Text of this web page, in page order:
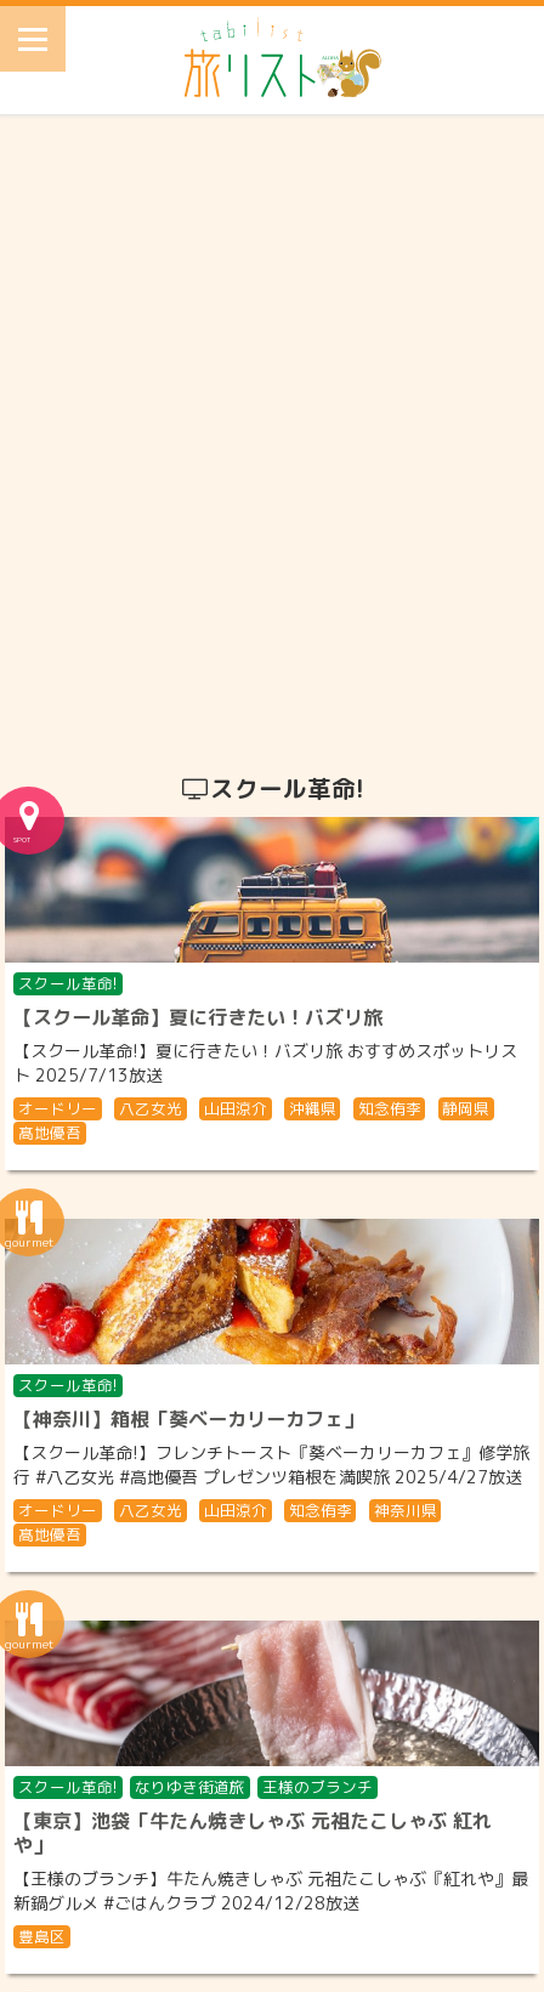
スクール革命!
スクール革命!
【スクール革命】夏に行きたい！バズリ旅
【スクール革命!】夏に行きたい！バズリ旅 おすすめスポットリス
ト 2025/7/13放送
オードリー 八乙女光 山田涼介 沖縄県 知念侑李
静岡県
髙地優吾
スクール革命!
【神奈川】箱根「葵ベーカリーカフェ」
【スクール革命!】フレンチトースト『葵ベーカリーカフェ』修学旅
行 #八乙女光 #高地優吾 プレゼンツ箱根を満喫旅 2025/4/27放送
オードリー 八乙女光 山田涼介 知念侑李
神奈川県
髙地優吾
スクール革命! なりゆき街道旅 王様のブランチ
【東京】池袋「牛たん焼きしゃぶ 元祖たこしゃぶ 紅れ
や」
【王様のブランチ】牛たん焼きしゃぶ 元祖たこしゃぶ『紅れや』最
新鍋グルメ #ごはんクラブ 2024/12/28放送
豊島区